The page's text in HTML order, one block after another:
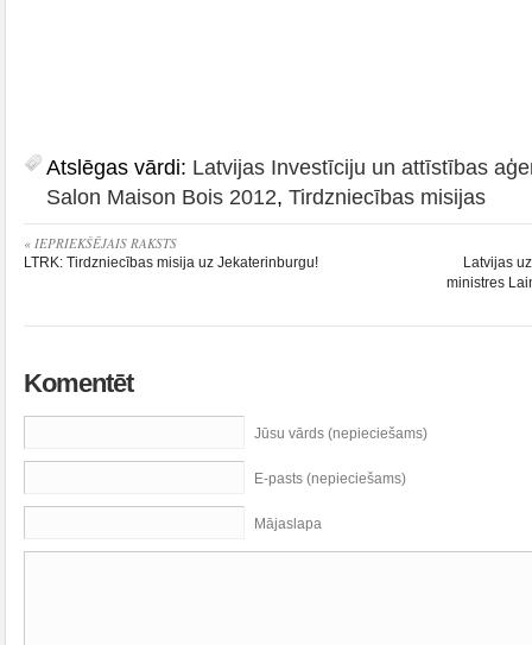
Atslēgas vārdi: Latvijas Investīciju un attīstības
Salon Maison Bois 2012, Tirdzniecības misijas
« IEPRIEKŠĒJAIS RAKSTS
LTRK: Tirdzniecības misija uz Jekaterinburgu!
Latvijas
ministres
Komentēt
Jūsu vārds (nepieciešams)
E-pasts (nepieciešams)
Mājaslapa